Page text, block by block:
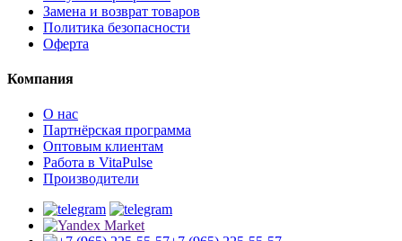
Замена и возврат товаров
Политика безопасности
Оферта
Компания
О нас
Партнёрская программа
Оптовым клиентам
Работа в VitaPulse
Производители